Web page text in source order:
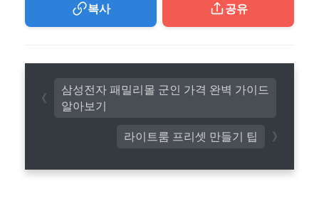
복사 공유
라이트룸 프리셋 만들기 팁
삼성전자 패밀리몰 군인 가격 완벽 가이드
알아보기